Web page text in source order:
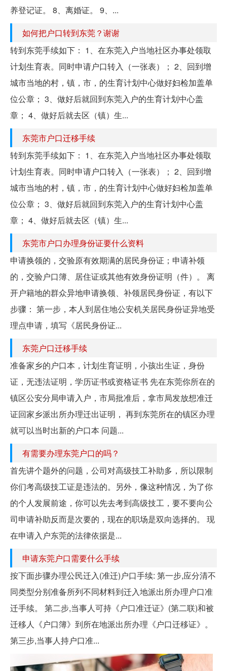
养登记证。 8、离婚证。 9、...
如何把户口转到东莞？谢谢
转到东莞手续如下： 1、在东莞入户当地社区办事处领取
计划生育表。同时申请户口转入（一张表）； 2、回到增
城市当地的村，镇，市，的生育计划中心做好妇检加盖单
位公章； 3、做好后就回到东莞入户的生育计划中心盖
章； 4、做好后就去区（镇）生...
东莞市户口迁移手续
转到东莞手续如下： 1、在东莞入户当地社区办事处领取
计划生育表。同时申请户口转入（一张表）； 2、回到增
城市当地的村，镇，市，的生育计划中心做好妇检加盖单
位公章； 3、做好后就回到东莞入户的生育计划中心盖
章； 4、做好后就去区（镇）生...
东莞市户口办理身份证要什么资料
申请换领的，交验原有效期满的居民身份证；申请补领
的，交验户口簿、居住证或其他有效身份证明（件）。 离
开户籍地的群众异地申请换领、补领居民身份证，有以下
步骤： 第一步，本人到居住地公安机关居民身份证异地受
理点申请，填写《居民身份证...
东莞户口迁移手续
准备家乡的户口本，计划生育证明，小孩出生证，身份
证，无违法证明，学历证书或资格证书 先在东莞你所在的
镇区公安分局申请入户，市局批准后，拿市局发放想准迁
证回家乡派出所办理迁出证明， 再到东莞所在的镇区办理
就可以当时出新的户口本 问题...
有需要办理东莞户口的吗？
首先讲个题外的问题，公司对高级技工补助多，所以限制
你们考高级技工证是违法的。另外，像这种情况，为了你
的个人发展前途，你可以先去考到高级技工，要不要向公
司申请补助反而是次要的，现在的职场是双向选择的。 现
在申请入户东莞的法律依据是...
申请东莞户口需要什么手续
按下面步骤办理公民迁入(准迁)户口手续: 第一步,应分清不
同类型分别准备所列不同材料到迁入地派出所办理户口准
迁手续。 第二步,当事人可持《户口准迁证》(第二联)和被
迁移人《户口簿》到所在地派出所办理《户口迁移证》。
第三步,当事人持户口准...